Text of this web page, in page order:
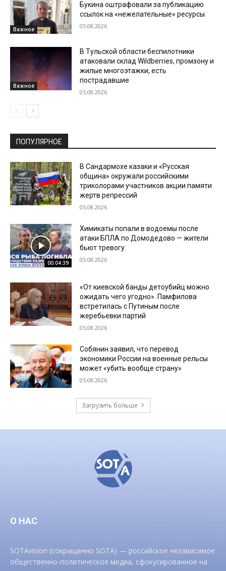
Важное
Букина оштрафовали за публикацию
ссылок на «нежелательные» ресурсы
05.08.2026
Важное
В Тульской области беспилотники
атаковали склад Wildberries, промзону и
жилые многоэтажки, есть
пострадавшие
05.08.2026
ПОПУЛЯРНОЕ
В Сандармохе казаки и «Русская
община» окружали российскими
триколорами участников акции памяти
жертв репрессий
05.08.2026
00:04:39
Химикаты попали в водоемы после
атаки БПЛА по Домодедово — жители
бьют тревогу
05.08.2026
«От киевской банды детоубийц можно
ожидать чего угодно». Памфилова
встретилась с Путиным после
жеребьевки партий
05.08.2026
Собянин заявил, что перевод
экономики России на военные рельсы
может «убить вообще страну»
05.08.2026
Загрузить больше
О НАС
SOTAvision (сокращенно SOTA) — российское независимое
общественно-политическое медиа, сфокусированное на